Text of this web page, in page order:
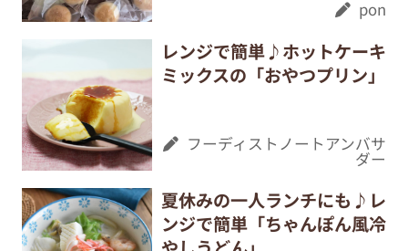
フーディストノートアンバサ
ダー
ンジで簡単「ちゃんぽん風冷
四万十みやちゃん